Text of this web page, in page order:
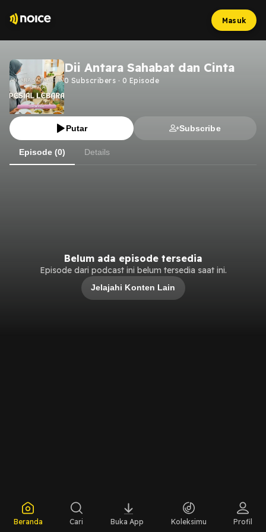
Masuk
Dii Antara Sahabat dan Cinta
0 Subscribers · 0 Episode
Putar Subscribe
Episode (0) Details
Belum ada episode tersedia
Episode dari podcast ini belum tersedia saat ini.
Jelajahi Konten Lain
Beranda Cari Buka App Koleksimu Profil